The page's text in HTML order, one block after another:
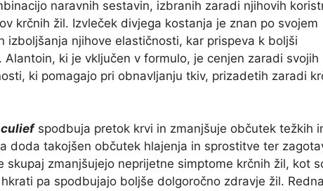
naravnih sestavin, izbranih zaradi njihovih
krčnih žil. Izvleček divjega kostanja je znan po svojem
izboljšanja njihove elastičnosti, kar prispeva k boljši
ki je vključen v formulo, je cenjen zaradi svojih
ki pomagajo pri obnavljanju tkiv, prizadetih zaradi
spodbuja pretok krvi in zmanjšuje občutek težkih
doda takojšen občutek hlajenja in sprostitve ter
skupaj zmanjšujejo neprijetne simptome krčnih žil, kot
pa spodbujajo boljše dolgoročno zdravje žil. Redna